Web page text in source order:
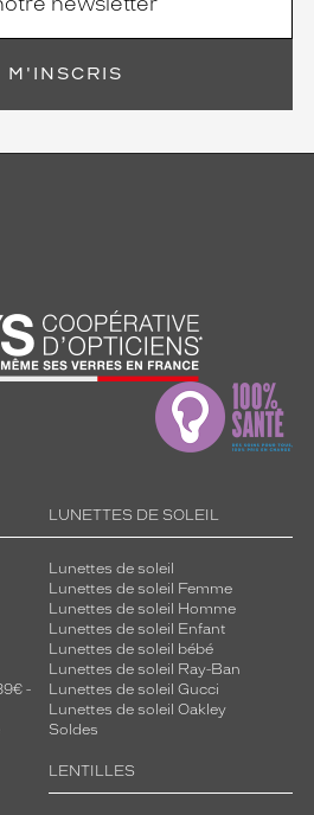
M'INSCRIS
-
LUNETTES DE SOLEIL
Lunettes de soleil
Lunettes de soleil Femme
Lunettes de soleil Homme
Lunettes de soleil Enfant
Lunettes de soleil bébé
Lunettes de soleil Ray-Ban
Lunettes de soleil Gucci
Lunettes de soleil Oakley
Soldes
LENTILLES